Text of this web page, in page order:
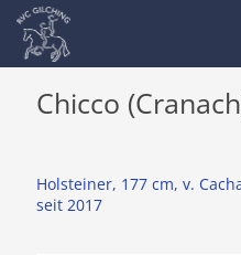
Chicco
Holsteiner, 177 cm, v.
seit 2017